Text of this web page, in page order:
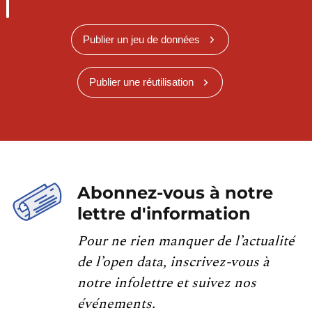
Publier un jeu de données
Publier une réutilisation
Abonnez-vous à notre
lettre d'information
Pour ne rien manquer de l’actualité
de l’open data, inscrivez-vous à
notre infolettre et suivez nos
événements.